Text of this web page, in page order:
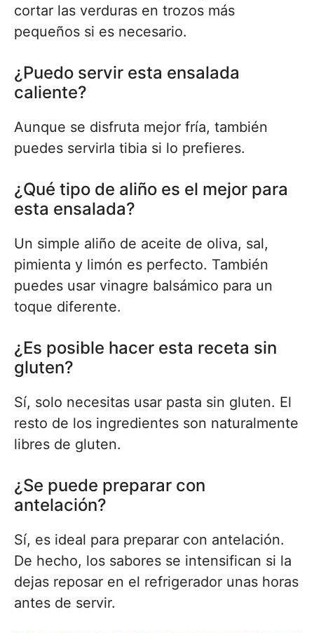
cortar las verduras en trozos más
pequeños si es necesario.
¿Puedo servir esta ensalada
caliente?
Aunque se disfruta mejor fría, también
puedes servirla tibia si lo prefieres.
¿Qué tipo de aliño es el mejor para
esta ensalada?
Un simple aliño de aceite de oliva, sal,
pimienta y limón es perfecto. También
puedes usar vinagre balsámico para un
toque diferente.
¿Es posible hacer esta receta sin
gluten?
Sí, solo necesitas usar pasta sin gluten. El
resto de los ingredientes son naturalmente
libres de gluten.
¿Se puede preparar con
antelación?
Sí, es ideal para preparar con antelación.
De hecho, los sabores se intensifican si la
dejas reposar en el refrigerador unas horas
antes de servir.